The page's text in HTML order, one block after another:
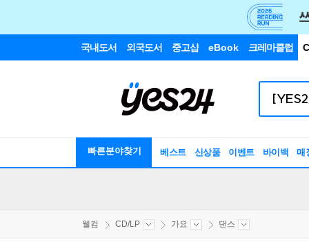
국내도서 외국도서 중고샵 eBook 크레마클럽
빠른분야찾기 베스트 신상품 이벤트 바이백 매
웰컴 CD/LP 가요 댄스